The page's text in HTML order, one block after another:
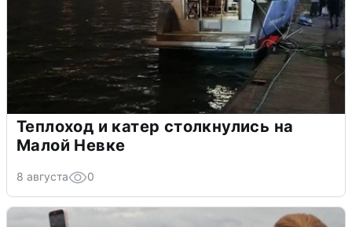
Теплоход и катер столкнулись на
Малой Невке
8 августа 0